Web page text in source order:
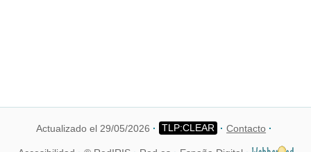
Actualizado el 29/05/2026 Contacto